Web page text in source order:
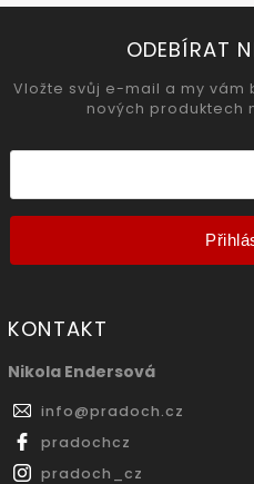
ODEBÍRAT
Vložte svůj e-mail a my
nových produktech
KONTAKT
Nikola Endersová
info@pradoch.cz
pradochcz
pradoch_cz